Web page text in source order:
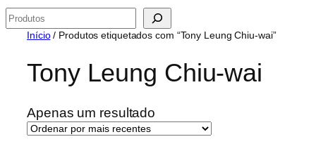
Pesquisar
Início/ Produtos etiquetados com “Tony Leung Chiu-wai”
Tony Leung Chiu-wai
Apenas um resultado